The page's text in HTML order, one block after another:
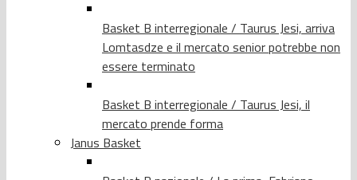
Basket B interregionale / Taurus Jesi, arriva
Lomtasdze e il mercato senior potrebbe non
essere terminato
Basket B interregionale / Taurus Jesi, il
mercato prende forma
Janus Basket